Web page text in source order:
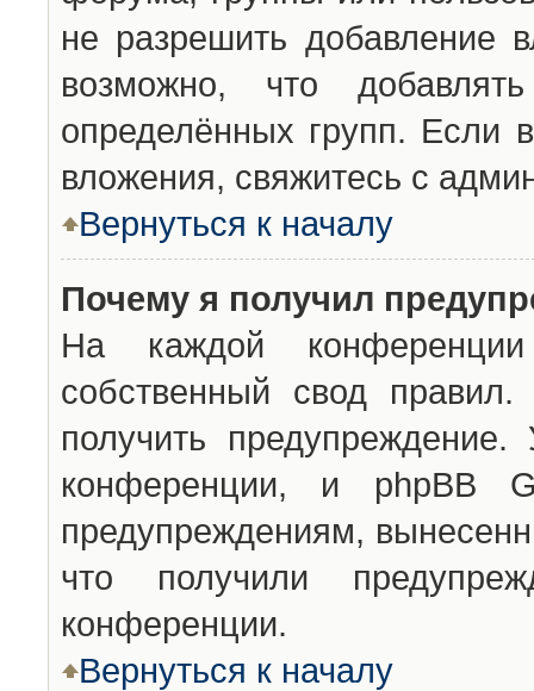
не разрешить добавление
возможно, что
определённых групп. Если
вложения, свяжитесь с
Вернуться к началу
Почему я получил
На каждой конференции
собственный свод
получить
конференции, и phpBB
предупреждениям,
что получили
конференции.
Вернуться к началу